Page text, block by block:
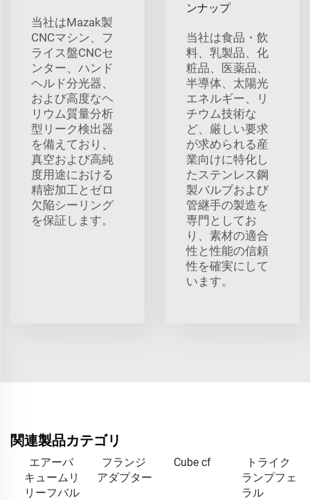
当社はMazak製
CNCマシン、フ
ライス盤CNCセ
ンター、ハンド
ヘルド分光器、
および高度なヘ
リウム質量分析
型リーク検出器
を備えており、
真空および高純
度用途における
精密加工とゼロ
欠陥シーリング
を保証します。
ンナップ
当社は食品・飲
料、乳製品、化
粧品、医薬品、
半導体、太陽光
エネルギー、リ
チウム技術な
ど、厳しい要求
が求められる産
業向けに特化し
たステンレス鋼
製バルブおよび
管継手の製造を
専門としてお
り、素材の適合
性と性能の信頼
性を確実にして
います。
関連製品カテゴリ
エアーバ
キュームリ
リーフバル
フランジ
アダプター
Cube cf
トライク
ランプフェ
ラル